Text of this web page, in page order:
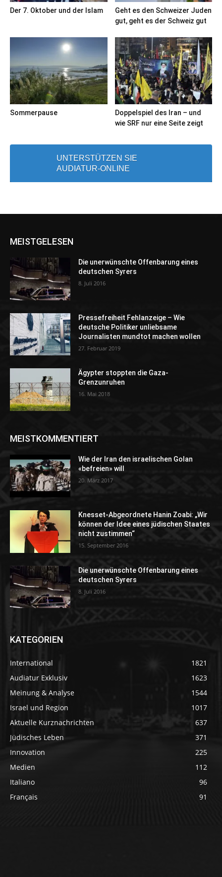
Der 7. Oktober und der Islam
Geht es den Schweizer Juden
gut, geht es der Schweiz gut
Sommerpause
Doppelspiel des Iran – und
wie SRF nur eine Seite zeigt
UNTERSTÜTZEN SIE
AUDIATUR-ONLINE
MEISTGELESEN
Die unerwünschte Offenbarung eines
deutschen Syrers
8. Juli 2016
Pressefreiheit Fehlanzeige – Wie
deutsche Politiker unliebsame
Journalisten mundtot machen wollen
27. Februar 2019
Ägypter stoppten die Gaza-
Grenzunruhen
16. Mai 2018
MEISTKOMMENTIERT
Wie der Iran den israelischen Golan
«befreien» will
20. März 2017
Knesset-Abgeordnete Hanin Zoabi: „Wir
können der Idee eines jüdischen Staates
nicht zustimmen“
15. September 2016
Die unerwünschte Offenbarung eines
deutschen Syrers
8. Juli 2016
KATEGORIEN
International
1821
Audiatur Exklusiv
1623
Meinung & Analyse
1544
Israel und Region
1017
Aktuelle Kurznachrichten
637
Jüdisches Leben
371
Innovation
225
Medien
112
Italiano
96
Français
91